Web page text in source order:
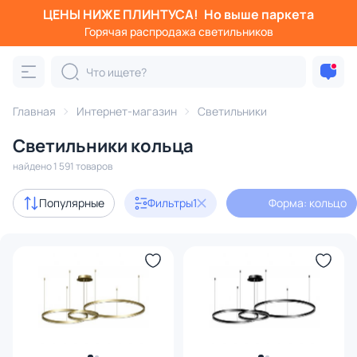
ЦЕНЫ НИЖЕ ПЛИНТУСА! Но выше паркета
Горячая распродажа светильников
Главная Интернет-магазин Светильники
Светильники кольца
найдено 1 591 товаров
Популярные Фильтры1 Форма: кольцо
Фильтры
Категория:
Люстры Подвесные светильники
Акции 218
В наличии 1259
Доставка